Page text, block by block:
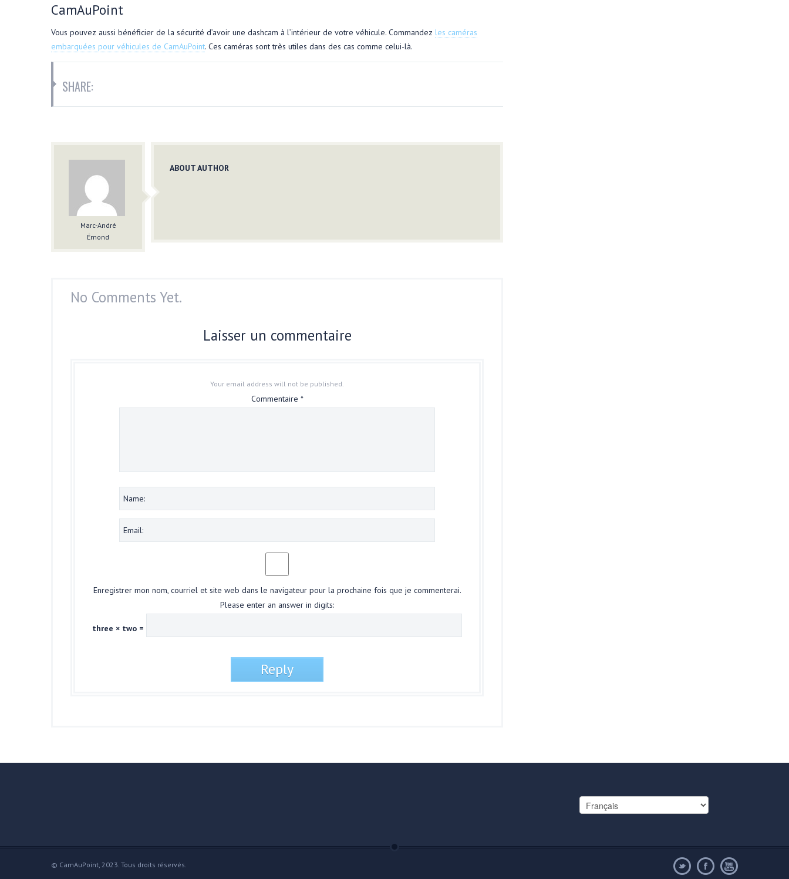
CamAuPoint
Vous pouvez aussi bénéficier de la sécurité d’avoir une dashcam à l’intérieur de votre véhicule. Commandez les caméras
embarquées pour véhicules de CamAuPoint. Ces caméras sont très utiles dans des cas comme celui-là.
SHARE:
Marc-André
Émond
ABOUT AUTHOR
No Comments Yet.
Laisser un commentaire
Your email address will not be published.
Commentaire *
Enregistrer mon nom, courriel et site web dans le navigateur pour la prochaine fois que je commenterai.
Please enter an answer in digits:
three × two =
Choisir
une
© CamAuPoint, 2023. Tous droits réservés.